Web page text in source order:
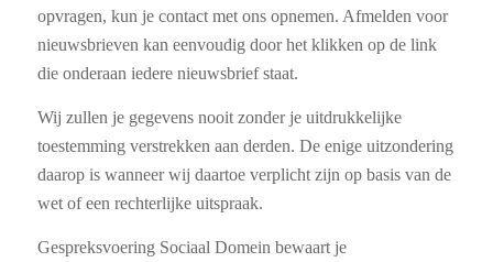
opvragen, kun je contact met ons opnemen. Afmelden voor
nieuwsbrieven kan eenvoudig door het klikken op de link
die onderaan iedere nieuwsbrief staat.
Wij zullen je gegevens nooit zonder je uitdrukkelijke
toestemming verstrekken aan derden. De enige uitzondering
daarop is wanneer wij daartoe verplicht zijn op basis van de
wet of een rechterlijke uitspraak.
Gespreksvoering Sociaal Domein bewaart je